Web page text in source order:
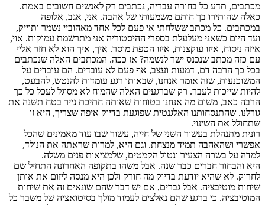
מכתבים, תדע כל בחורה עבריה, נכתבים רק לאנשים חשובים באמת.
כאלה שהותירו בך חותם משמעותי של אהבה. אני, אגב, אלופה
במכתבים. כל מכתב ששלחתי אי פעם לכל אחד מאהוביי נשמר ותוייק,
ועד היום כשאני מעלעלת בספרי ההיסטוריה אני מתרשמת עמוקות. אוי,
איזה ניסוח, איזו עוקצנות, איזו הטפת מוסר. איך, איך הוא לא חזר אליי
עם כזה מכתב שנכנס ישר לנשמה? אז ככה. המכתבים האלה שנכתבים
בכל כך הרבה דם, דמעות ועצב, אף פעם לא עובדים. הם עובדים על
המשוכנעות, שזה אומר אנחנו, שבאותו רגע עומדות להנטש, להבעט,
להיות שייכות לעבר. רק שברגעים האלה שהמוח לא מסוגל לעכל כל כך
הרבה כאב, משום מה אנחנו בטוחות שאותה חתיכת נייר בטח תשנה את
גורלנו. שהתנסחותנו האלגנטית שפוגעת בדיוק איפה שצריך, היא זו
שתחולל את השינוי.
רונית מתנהלת בעשור השני של חייה, עשור שבו עוד מאמינים שהכל
אפשרי ושהאהבה תמיד מנצחת. וגם היא, למרות שראתה את הנולד,
למדה על בשרה הצעיר ונטול הקמטים, שלמציאות פנים משלה.
היא והבחור חברים כבר שנה. אבל משהו בתקופה האחרונה התחיל שם
לחרוק. לא שהיא יודעת בדיוק מה חורק ולכן היא מנסה ליזום את אותן
שיחות מוטיבציה. אבל גברים, אם יש דבר שהם שונאים זה את שיחות
המוטיבציה. כי ברגע שהם נאלצים לעמוד מולך בסיטואציה של משבר כל